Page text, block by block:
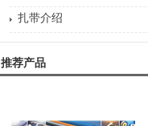
扎带介绍
推荐产品